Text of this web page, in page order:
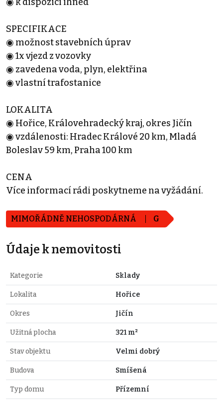
SPECIFIKACE
◉ možnost stavebních úprav
◉ 1x vjezd z vozovky
◉ zavedena voda, plyn, elektřina
◉ vlastní trafostanice
LOKALITA
◉ Hořice, Královehradecký kraj, okres Jičín
◉ vzdálenosti: Hradec Králové 20 km, Mladá
Boleslav 59 km, Praha 100 km
CENA
Více informací rádi poskytneme na vyžádání.
MIMOŘÁDNĚ NEHOSPODÁRNÁ G
Údaje k nemovitosti
Kategorie Sklady
Lokalita Hořice
Okres Jičín
Užitná plocha 321 m²
Stav objektu Velmi dobrý
Budova Smíšená
Typ domu Přízemní